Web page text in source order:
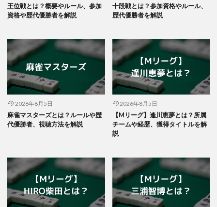
王位戦とは？概要やルール、参加
資格や歴代優勝者を解説
十段戦とは？参加資格やルール、
歴代優勝者を解説
2026年8月5日
麻雀マスターズとは？ルールや歴
代優勝者、視聴方法を解説
2026年8月5日
【Mリーグ】逢川恵夢とは？所属
チームや経歴、獲得タイトルを解
説